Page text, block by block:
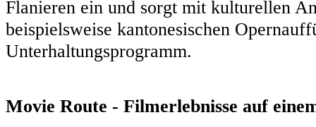
Flanieren ein und sorgt mit kulturellen
beispielsweise kantonesischen
Unterhaltungsprogramm.
Movie Route - Filmerlebnisse auf